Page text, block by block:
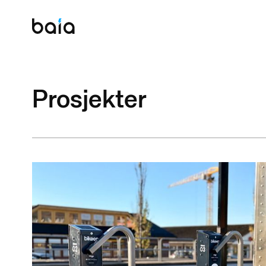
Prosjekter